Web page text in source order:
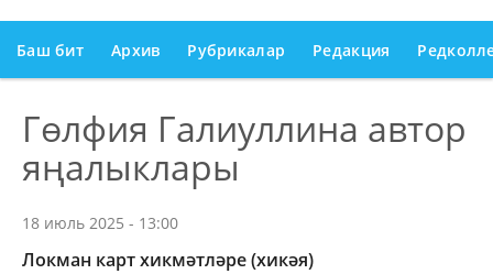
Баш бит Архив Рубрикалар Редакция
Гөлфия Галиуллина автор
яңалыклары
18 июль 2025 - 13:00
Локман карт хикмәтләре (хикәя)